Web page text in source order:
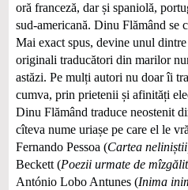
oră franceză, dar și spaniolă,
sud-americană. Dinu Flămând se
Mai exact spus, devine unul
originali traducători din marilor
astăzi. Pe mulți autori nu doar îi
cumva, prin prietenii și afinități
Dinu Flămând traduce neostenit
cîteva nume uriașe pe care el le
Fernando Pessoa (Cartea
Beckett (Poezii urmate de
António Lobo Antunes (Inima